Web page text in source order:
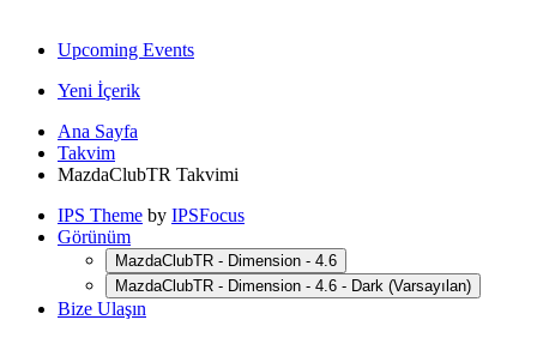
Upcoming Events
Yeni İçerik
Ana Sayfa
Takvim
MazdaClubTR Takvimi
IPS Theme by IPSFocus
Görünüm
MazdaClubTR - Dimension - 4.6
MazdaClubTR - Dimension - 4.6 - Dark (Varsayılan)
Bize Ulaşın